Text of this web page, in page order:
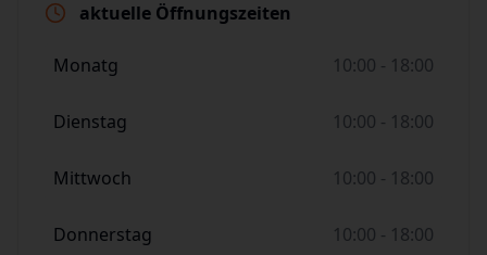
aktuelle Öffnungszeiten
Monatg 10:00 - 18:00
Dienstag 10:00 - 18:00
Mittwoch 10:00 - 18:00
Donnerstag 10:00 - 18:00